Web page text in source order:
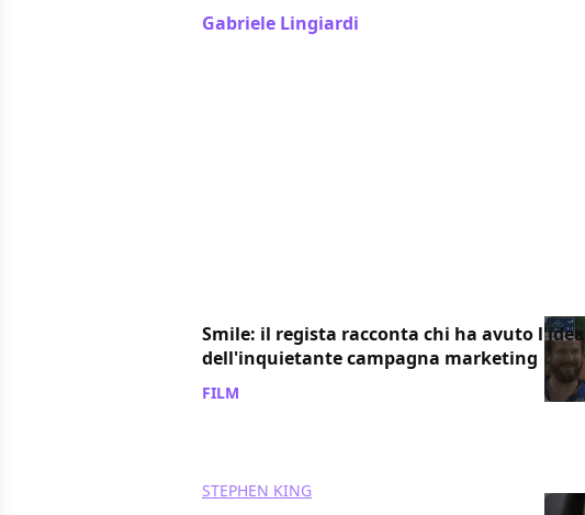
Gabriele Lingiardi
Smile: il regista racconta chi ha avuto l'idea
dell'inquietante campagna marketing
FILM
STEPHEN KING